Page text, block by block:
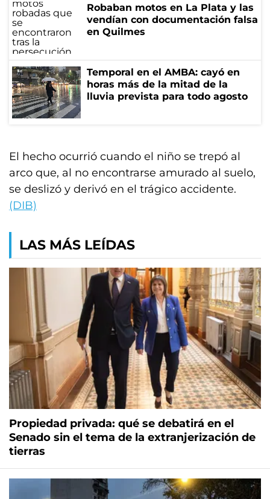
Robaban motos en La Plata y las
vendían con documentación falsa
en Quilmes
Temporal en el AMBA: cayó en
horas más de la mitad de la
lluvia prevista para todo agosto
El hecho ocurrió cuando el niño se trepó al
arco que, al no encontrarse amurado al suelo,
se deslizó y derivó en el trágico accidente.
(DIB)
LAS MÁS LEÍDAS
Propiedad privada: qué se debatirá en el
Senado sin el tema de la extranjerización de
tierras